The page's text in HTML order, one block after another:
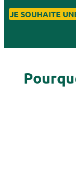
JE SOUHAITE